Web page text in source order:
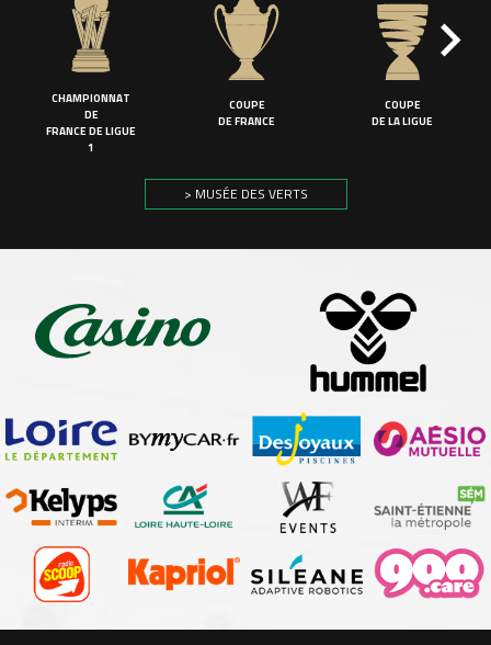
CHAMPIONNAT
DE
FRANCE DE LIGUE
1
COUPE
DE FRANCE
COUPE
DE LA LIGUE
> MUSÉE DES VERTS